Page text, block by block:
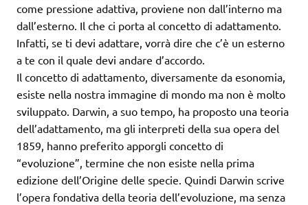
come pressione adattiva, proviene non dall’interno ma
dall’esterno. Il che ci porta al concetto di adattamento.
Infatti, se ti devi adattare, vorrà dire che c’è un esterno
a te con il quale devi andare d’accordo.
Il concetto di adattamento, diversamente da esonomia,
esiste nella nostra immagine di mondo ma non è molto
sviluppato. Darwin, a suo tempo, ha proposto una teoria
dell’adattamento, ma gli interpreti della sua opera del
1859, hanno preferito apporgli concetto di
“evoluzione”, termine che non esiste nella prima
edizione dell’Origine delle specie. Quindi Darwin scrive
l’opera fondativa della teoria dell’evoluzione, ma senza